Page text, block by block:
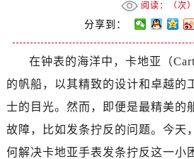
阅读：（次）
分享到：
在钟表的海洋中，卡地亚（
的帆船，以其精致的设计和卓越的
士的目光。然而，即便是最精美的
故障，比如发条拧反的问题。今天
何解决卡地亚手表发条拧反这一小